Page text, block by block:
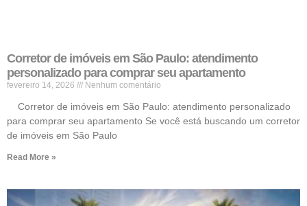
Corretor de imóveis em São Paulo: atendimento
personalizado para comprar seu apartamento
fevereiro 14, 2026 Nenhum comentário
Corretor de imóveis em São Paulo: atendimento personalizado
para comprar seu apartamento Se você está buscando um corretor
de imóveis em São Paulo
Read More »